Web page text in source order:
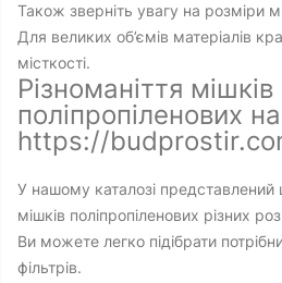
Також зверніть увагу на розміри
Для великих об’ємів матеріалів
місткості.
Різноманіття мішків
поліпропіленових
https://
У нашому каталозі
мішків поліпропіленових різних
Ви можете легко підібрати
фільтрів.